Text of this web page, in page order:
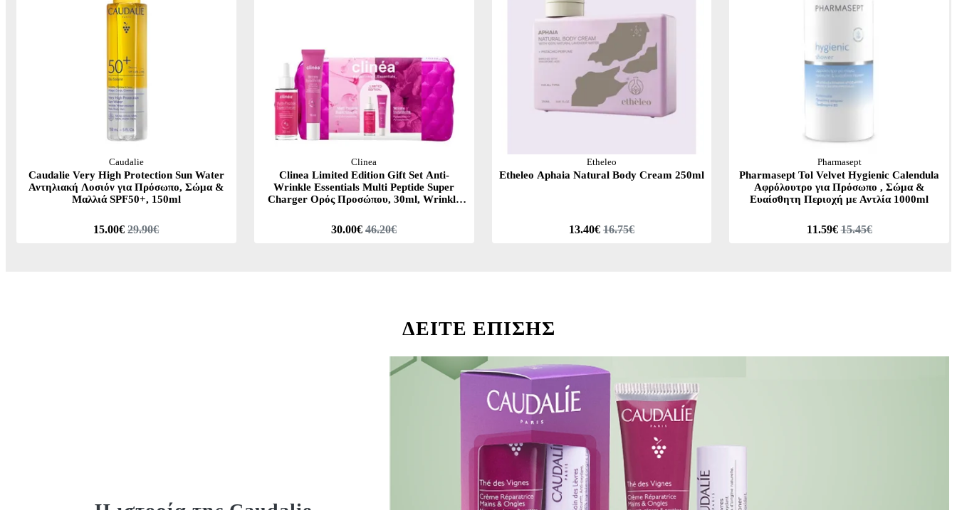
Caudalie
Caudalie Very High Protection Sun Water
Αντηλιακή Λοσιόν για Πρόσωπο, Σώμα &
Μαλλιά SPF50+, 150ml
15.00€29.90€
Clinea
Clinea Limited Edition Gift Set Anti-
Wrinkle Essentials Multi Peptide Super
Charger Oρός Προσώπου, 30ml, Wrinkle
Νεσεσέρ, 1σετ
30.00€46.20€
Etheleo
Etheleo Aphaia Natural Body Cream 250ml
13.40€ 16.75€
Pharmasept
Pharmasept Tol Velvet Hygienic Calendula
Αφρόλουτρο για Πρόσωπο , Σώμα &
Ευαίσθητη Περιοχή με Αντλία 1000ml
11.59€15.45€
ΔΕΙΤΕ ΕΠΙΣΗΣ